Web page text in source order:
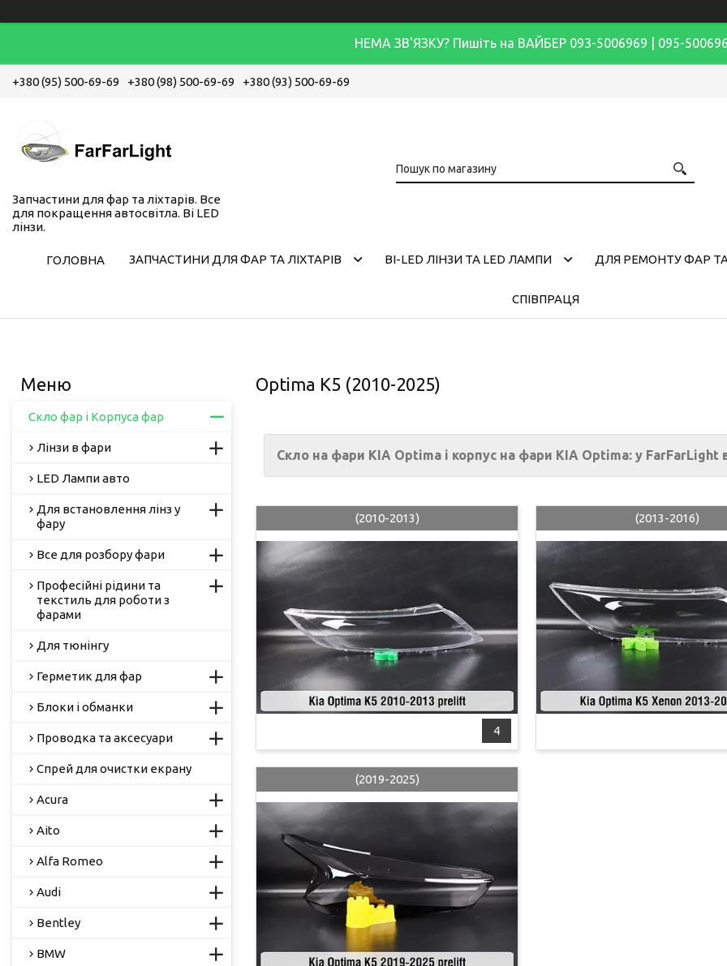
НЕМА ЗВ'ЯЗКУ? Пишіть на ВАЙБЕР 093-5006969 | 095-
+380 (95) 500-69-69 +380 (98) 500-69-69 +380 (93) 500-69-69
Запчастини для фар та ліхтарів. Все
для покращення автосвітла. Bi LED
лінзи.
ГОЛОВНА ЗАПЧАСТИНИ ДЛЯ ФАР ТА ЛІХТАРІВ BI-LED ЛІНЗИ ТА LED ЛАМПИ ДЛЯ РЕМОНТУ ФАР
СПІВПРАЦЯ
Optima K5 (2010-2025)
Скло на фари KIA Optima і корпус на фари KIA Optima: у
4
(2010-2013) (2013-2016)
(2019-2025)
Скло фар і Корпуса фар
Лінзи в фари
LED Лампи авто
Для встановлення лінз у
фару
Все для розбору фари
Професійні рідини та
текстиль для роботи з
фарами
Для тюнінгу
Герметик для фар
Блоки і обманки
Проводка та аксесуари
Спрей для очистки екрану
Acura
Aito
Alfa Romeo
Audi
Bentley
BMW